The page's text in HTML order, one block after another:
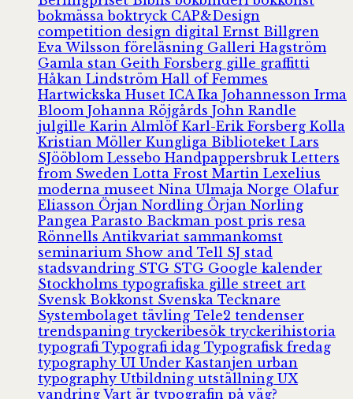
bokmässaboktryck CAP&Design
competition design digital Ernst Billgren
Eva Wilsson föreläsning Galleri Hagström
Gamla stan Geith Forsberg gille graffitti
Håkan Lindström Hall of Femmes
Hartwickska Huset ICA Ika Johannesson Irma
Bloom Johanna Röjgårds John Randle
julgille Karin Almlöf Karl-Erik Forsberg Kolla
Kristian Möller Kungliga Biblioteket Lars
SJööblom Lessebo Handpappersbruk Letters
from Sweden Lotta Frost Martin Lexelius
moderna museet Nina Ulmaja Norge Olafur
Eliasson Örjan Nordling Örjan Norling
Pangea Parasto Backman post pris resa
Rönnells Antikvariat sammankomst
seminarium Show and Tell SJ stad
stadsvandring STG STG Google kalender
Stockholms typografiska gille street art
Svensk Bokkonst Svenska Tecknare
Systembolaget tävling Tele2 tendenser
trendspaning tryckeribesök tryckerihistoria
typografi Typografi idag Typografisk fredag
typography UI Under Kastanjen urban
typography Utbildning utställning UX
vandring Vart är typografin på väg?